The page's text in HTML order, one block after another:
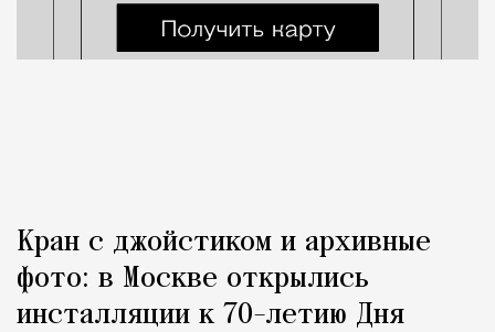
Кран с джойстиком и архивные
фото: в Москве открылись
инсталляции к 70-летию Дня